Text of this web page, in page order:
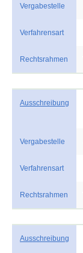
Vergabestelle
Verfahrensart
Rechtsrahmen
Ausschreibung
Vergabestelle
Verfahrensart
Rechtsrahmen
Ausschreibung